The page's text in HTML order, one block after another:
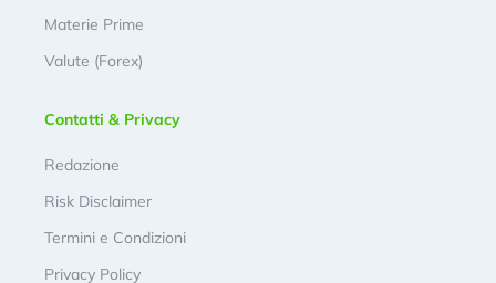
Materie Prime
Valute (Forex)
Contatti & Privacy
Redazione
Risk Disclaimer
Termini e Condizioni
Privacy Policy